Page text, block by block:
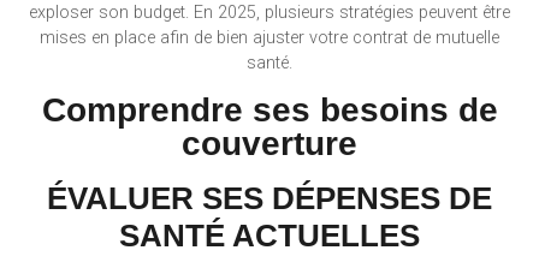
exploser son budget. En 2025, plusieurs stratégies peuvent être
mises en place afin de bien ajuster votre contrat de mutuelle
santé.
Comprendre ses besoins de
couverture
ÉVALUER SES DÉPENSES DE
SANTÉ ACTUELLES